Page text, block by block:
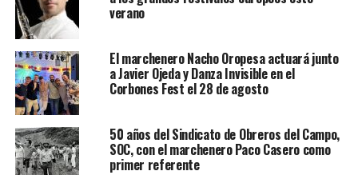
verano
El marchenero Nacho Oropesa actuará junto
a Javier Ojeda y Danza Invisible en el
Corbones Fest el 28 de agosto
50 años del Sindicato de Obreros del Campo,
SOC, con el marchenero Paco Casero como
primer referente